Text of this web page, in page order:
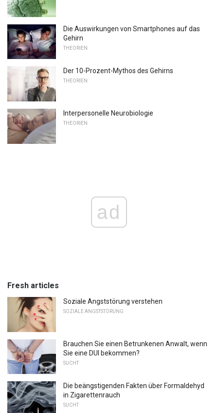
Die Auswirkungen von Smartphones auf das
Gehirn
THEORIEN
Der 10-Prozent-Mythos des Gehirns
THEORIEN
Interpersonelle Neurobiologie
THEORIEN
ad
Fresh articles
Soziale Angststörung verstehen
SOZIALE ANGSTSTÖRUNG
Brauchen Sie einen Betrunkenen Anwalt, wenn
Sie eine DUI bekommen?
SUCHT
Die beängstigenden Fakten über Formaldehyd
in Zigarettenrauch
SUCHT